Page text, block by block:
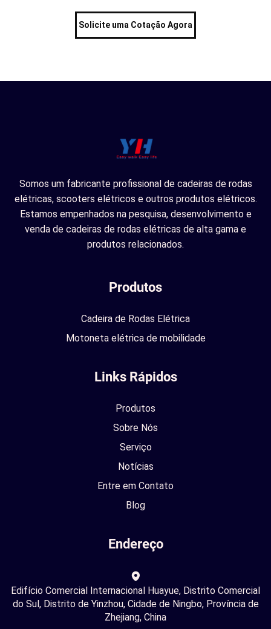
Solicite uma Cotação Agora
Somos um fabricante profissional de cadeiras de rodas
elétricas, scooters elétricos e outros produtos elétricos.
Estamos empenhados na pesquisa, desenvolvimento e
venda de cadeiras de rodas elétricas de alta gama e
produtos relacionados.
Produtos
Cadeira de Rodas Elétrica
Motoneta elétrica de mobilidade
Links Rápidos
Produtos
Sobre Nós
Serviço
Notícias
Entre em Contato
Blog
Endereço
Edifício Comercial Internacional Huayue, Distrito Comercial
do Sul, Distrito de Yinzhou, Cidade de Ningbo, Província de
Zhejiang, China